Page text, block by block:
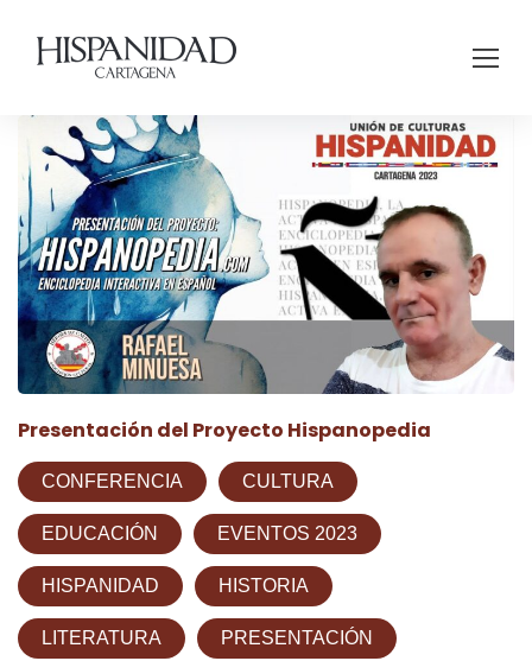
Presentación del Proyecto Hispanopedia
CONFERENCIA CULTURA
EDUCACIÓN EVENTOS 2023
HISPANIDAD HISTORIA
LITERATURA PRESENTACIÓN